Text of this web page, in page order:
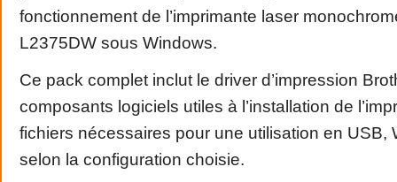
fonctionnement de l’imprimante laser
L2375DW sous Windows.
Ce pack complet inclut le driver d’impression
composants logiciels utiles à l’installation de
fichiers nécessaires pour une utilisation en USB,
selon la configuration choisie.